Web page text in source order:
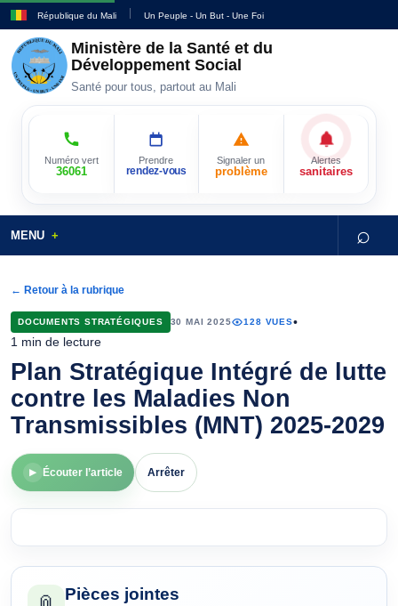
République du Mali Un Peuple - Un But - Une Foi
Ministère de la Santé et du
Développement Social
Santé pour tous, partout au Mali
Numéro vert
36061
Prendre
rendez-vous
Signaler un
problème
Alertes
sanitaires
MENU ⌕
← Retour à la rubrique
DOCUMENTS STRATÉGIQUES 30 MAI 2025 128 VUES•
1 min de lecture
Plan Stratégique Intégré de lutte
contre les Maladies Non
Transmissibles (MNT) 2025-2029
▶ Écouter l’article Arrêter
Pièces jointes